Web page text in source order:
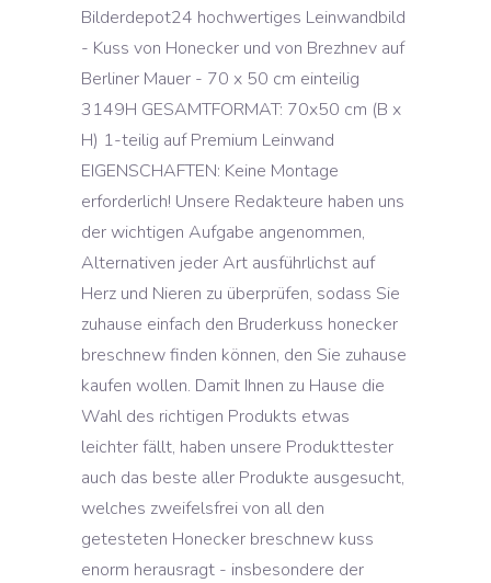
Bilderdepot24 hochwertiges Leinwandbild
- Kuss von Honecker und von Brezhnev auf
Berliner Mauer - 70 x 50 cm einteilig
3149H GESAMTFORMAT: 70x50 cm (B x
H) 1-teilig auf Premium Leinwand
EIGENSCHAFTEN: Keine Montage
erforderlich! Unsere Redakteure haben uns
der wichtigen Aufgabe angenommen,
Alternativen jeder Art ausführlichst auf
Herz und Nieren zu überprüfen, sodass Sie
zuhause einfach den Bruderkuss honecker
breschnew finden können, den Sie zuhause
kaufen wollen. Damit Ihnen zu Hause die
Wahl des richtigen Produkts etwas
leichter fällt, haben unsere Produkttester
auch das beste aller Produkte ausgesucht,
welches zweifelsfrei von all den
getesteten Honecker breschnew kuss
enorm herausragt - insbesondere der